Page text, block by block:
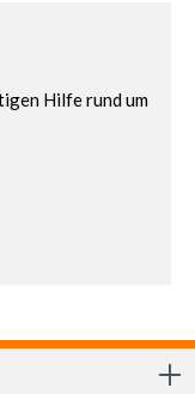
Hilfe rund um